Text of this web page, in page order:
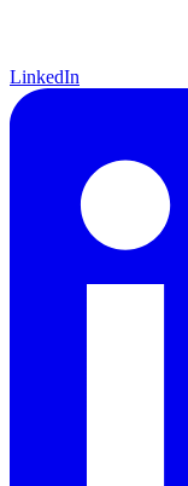
LinkedIn